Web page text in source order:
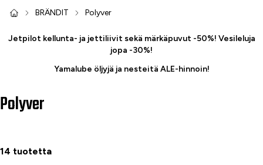
BRÄNDIT Polyver
Jetpilot kellunta- ja jettiliivit sekä märkäpuvut -50%! Vesileluja
jopa -30%!
Yamalube öljyjä ja nesteitä ALE-hinnoin!
Polyver
14 tuotetta